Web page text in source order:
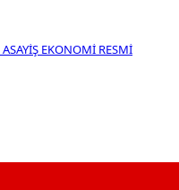
ASAYİŞ EKONOMİ RESMİ